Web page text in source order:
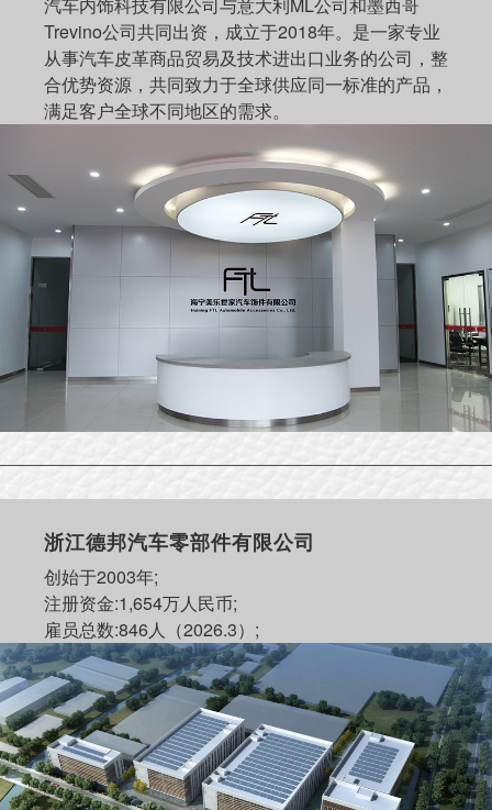
Trevino公司共同出资，成立于2018年。是一家专业
从事汽车皮革商品贸易及技术进出口业务的公司，整
合优势资源，共同致力于全球供应同一标准的产品，
满足客户全球不同地区的需求。
浙江德邦汽车零部件有限公司
创始于2003年;
注册资金:1,654万人民币;
雇员总数:846人（2026.3）;